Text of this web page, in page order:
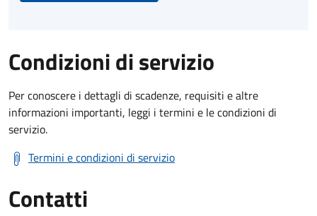
Condizioni di servizio
Per conoscere i dettagli di scadenze, requisiti e altre
informazioni importanti, leggi i termini e le condizioni di
servizio.
Termini e condizioni di servizio
Contatti